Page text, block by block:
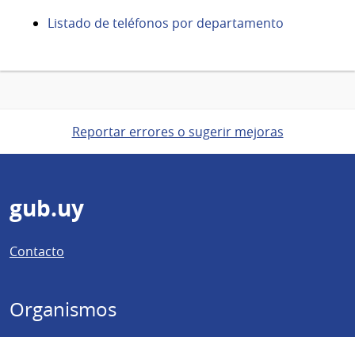
Listado de teléfonos por departamento
Reportar errores o sugerir mejoras
Pie
de
página
gub.uy
Contacto
Organismos